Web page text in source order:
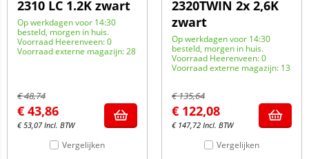
2310 LC 1.2K zwart
Op werkdagen voor 14:30
besteld, morgen in huis.
Voorraad Heerenveen: 0
Voorraad externe magazijn: 28
€48,74
€ 43,86
€53,07 Incl. BTW
Vergelijken
2320TWIN 2x 2,6K
zwart
Op werkdagen voor 14:30
besteld, morgen in huis.
Voorraad Heerenveen: 0
Voorraad externe magazijn: 13
€135,64
€ 122,08
€ 147,72 Incl. BTW
Vergelijken